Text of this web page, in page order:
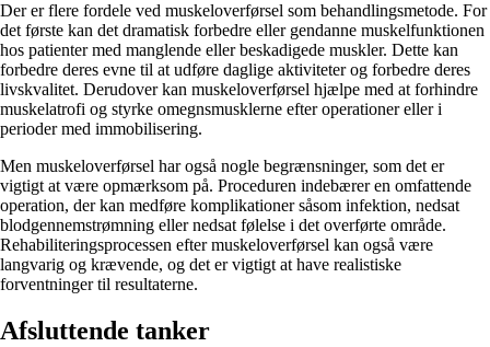
Der er flere fordele ved muskeloverførsel som behandlingsmetode. For
det første kan det dramatisk forbedre eller gendanne muskelfunktionen
hos patienter med manglende eller beskadigede muskler. Dette kan
forbedre deres evne til at udføre daglige aktiviteter og forbedre deres
livskvalitet. Derudover kan muskeloverførsel hjælpe med at forhindre
muskelatrofi og styrke omegnsmusklerne efter operationer eller i
perioder med immobilisering.
Men muskeloverførsel har også nogle begrænsninger, som det er
vigtigt at være opmærksom på. Proceduren indebærer en omfattende
operation, der kan medføre komplikationer såsom infektion, nedsat
blodgennemstrømning eller nedsat følelse i det overførte område.
Rehabiliteringsprocessen efter muskeloverførsel kan også være
langvarig og krævende, og det er vigtigt at have realistiske
forventninger til resultaterne.
Afsluttende tanker